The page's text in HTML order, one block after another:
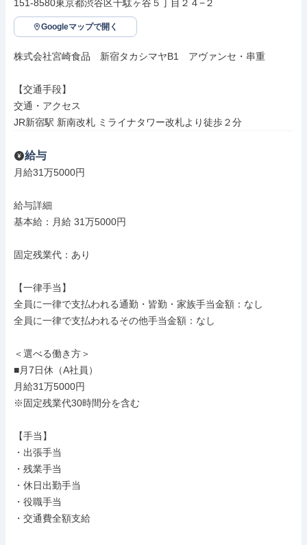
151-8580東京都渋谷区千駄ヶ谷５丁目２４−２
Googleマップで開く
株式会社宮崎食品　新宿タカシマヤB1　アヴァンセ・串重
【交通手段】
交通・アクセス
JR新宿駅 新南改札 ミライナタワー改札より徒歩２分
給与
月給31万5000円
給与詳細
基本給：月給 31万5000円
固定残業代：あり
【一律手当】
全員に一律で支払われる通勤・皆勤・家族手当金額：なし
全員に一律で支払われるその他手当金額：なし
＜選べる働き方＞
■月7日休（A社員）
月給31万5000円
※固定残業代30時間分を含む
【手当】
・出張手当
・残業手当
・休日出勤手当
・役職手当
・交通費全額支給